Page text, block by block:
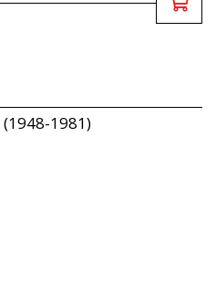
1981)